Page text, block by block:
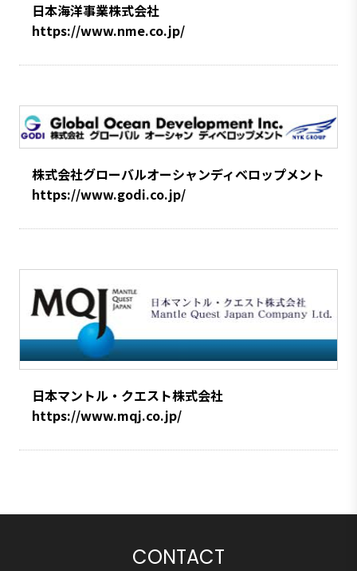
日本海洋事業株式会社
https://www.nme.co.jp/
株式会社グローバルオーシャンディベロップメント
https://www.godi.co.jp/
日本マントル・クエスト株式会社
https://www.mqj.co.jp/
CONTACT